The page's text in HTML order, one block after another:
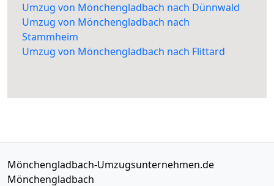
Umzug von Mönchengladbach nach Dünnwald
Umzug von Mönchengladbach nach
Stammheim
Umzug von Mönchengladbach nach Flittard
Mönchengladbach-Umzugsunternehmen.de
Mönchengladbach